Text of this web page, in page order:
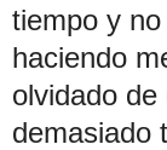
tiempo y
haciendo
olvidado
demasiado